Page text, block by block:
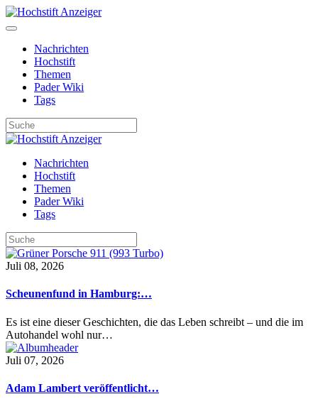
Nachrichten
Hochstift
Themen
Pader Wiki
Tags
Nachrichten
Hochstift
Themen
Pader Wiki
Tags
Juli 08, 2026
Scheunenfund in Hamburg:…
Es ist eine dieser Geschichten, die das Leben schreibt – und die im
Autohandel wohl nur…
Juli 07, 2026
Adam Lambert veröffentlicht…